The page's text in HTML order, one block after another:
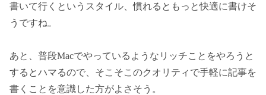
書いて行くというスタイル、慣れるともっと快適に書けそ
うですね。
あと、普段Macでやっているようなリッチことをやろうと
するとハマるので、そこそこのクオリティで手軽に記事を
書くことを意識した方がよさそう。